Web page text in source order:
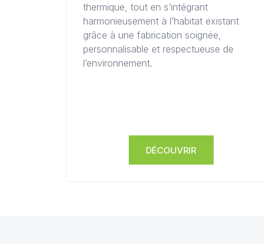
thermique, tout en s’intégrant
harmonieusement à l’habitat existant
grâce à une fabrication soignée,
personnalisable et respectueuse de
l’environnement.
DÉCOUVRIR